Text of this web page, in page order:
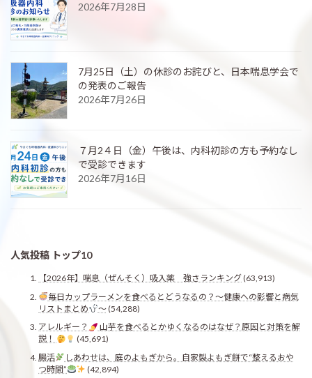
2026年7月28日
7月25日（土）の休診のお詫びと、日本喘息学会で
の発表のご報告
2026年7月26日
７月2４日（金）午後は、内科初診の方も予約なし
で受診できます
2026年7月16日
人気投稿 トップ10
【2026年】喘息（ぜんそく）吸入薬 強さランキング(63,913)
毎日カップラーメンを食べるとどうなるの？〜健康への影響と病気
リストまとめ
〜(54,288)
アレルギー？
山芋を食べるとかゆくなるのはなぜ？原因と対策を解
説！
(45,691)
腸活
しあわせは、庭のよもぎから。自家製よもぎ餅で“整えるおや
つ時間”
(42,894)